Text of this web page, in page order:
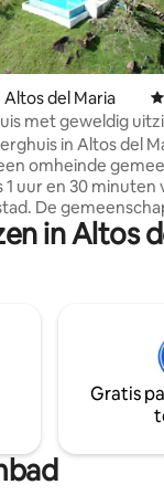
van 4,94 uit 5, 151
Altos del Maria
met geweldig
zwembadin Altos del
omheinde
1 uur en 30 minuten
heeft
en ligt
afstand van de
2
prachtig uitzicht
verhuur die op
in Altos
Gratis